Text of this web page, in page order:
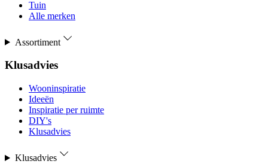
Tuin
Alle merken
Assortiment
Klusadvies
Wooninspiratie
Ideeën
Inspiratie per ruimte
DIY's
Klusadvies
Klusadvies